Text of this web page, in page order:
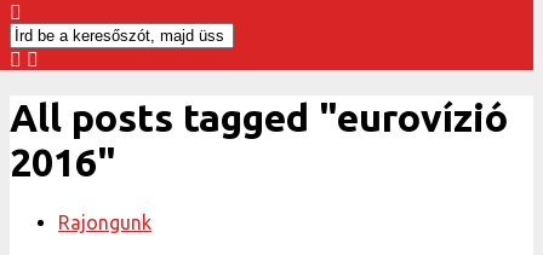
All posts tagged "eurovízió
2016"
Rajongunk